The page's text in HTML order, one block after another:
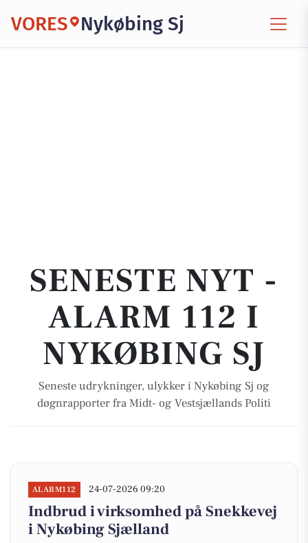
VORES Nykøbing Sj
SENESTE NYT -
ALARM 112 I
NYKØBING SJ
Seneste udrykninger, ulykker i Nykøbing Sj og
døgnrapporter fra Midt- og Vestsjællands Politi
ALARM112 24-07-2026 09:20
Indbrud i virksomhed på Snekkevej
i Nykøbing Sjælland